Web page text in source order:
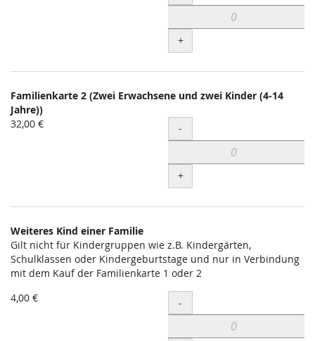
+
Familienkarte 2 (Zwei Erwachsene und zwei Kinder (4-14
Jahre))
32,00 €
Menge
-
+
Weiteres Kind einer Familie
Gilt nicht für Kindergruppen wie z.B. Kindergärten,
Schulklassen oder Kindergeburtstage und nur in Verbindung
mit dem Kauf der Familienkarte 1 oder 2
4,00 €
Menge
-